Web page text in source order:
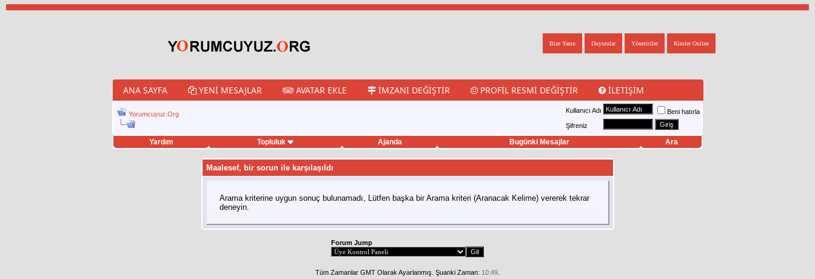
Kimler Online
Yöneticiler
Duyurular
Bize Yazın
ANA SAYFA YENI MESAJLAR AVATAR EKLE İMZANI DEĞIŞTIR PROFIL RESMI DEĞIŞTIR İLETIŞIM
Yorumcuyuz.Org Kullanıcı Adı
Beni hatırla
Şifreniz
Yardım Topluluk Ajanda Bugünki Mesajlar Ara
Maalesef, bir sorun ile karşılaşıldı
Arama kriterine uygun sonuç bulunamadı, Lütfen başka bir Arama kriteri (Aranacak Kelime) vererek tekrar
deneyin.
Forum Jump
Tüm Zamanlar GMT Olarak Ayarlanmış. Şuanki Zaman: 10:49